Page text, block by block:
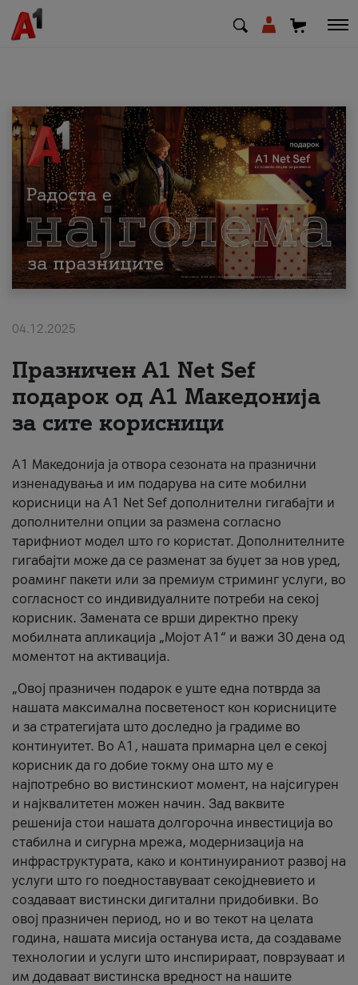
МК EN SQ
Приватни Деловни
Поддршка
Надополни кредит
За нас
#ПодобарОнлајн
04.12.2025
Празничен A1 Net Sеf
подарок од А1 Македонија
за сите корисници
А1 Македонија ја отвора сезоната на празнични
изненадувања и им подарува на сите мобилни
корисници на A1 Net Sef дополнителни гигабајти и
дополнителни опции за размена согласно
тарифниот модел што го користат. Дополнителните
гигабајти може да се разменат за буџет за нов уред,
роаминг пакети или за премиум стриминг услуги, во
согласност со индивидуалните потреби на секој
корисник. Замената се врши директно преку
мобилната апликација „Мојот А1“ и важи 30 дена од
моментот на активација.
„Овој празничен подарок е уште една потврда за
нашата максимална посветеност кон корисниците
и за стратегијата што доследно ја градиме во
континуитет. Во А1, нашата примарна цел е секој
корисник да го добие токму она што му е
најпотребно во вистинскиот момент, на најсигурен
и најквалитетен можен начин. Зад ваквите
решенија стои нашата долгорочна инвестиција во
стабилна и сигурна мрежа, модернизација на
инфраструктурата, како и континуираниот развој на
услуги што го поедноставуваат секојдневието и
создаваат вистински дигитални придобивки. Во
овој празничен период, но и во текот на целата
година, нашата мисија останува иста, да создаваме
технологии и услуги што инспирираат, поврзуваат и
им додаваат вистинска вредност на нашите